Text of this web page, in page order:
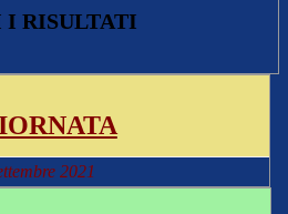
I RISULTATI
2021